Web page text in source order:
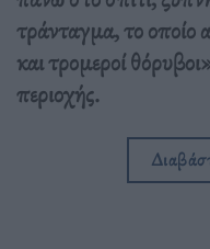
τράνταγμα, το οποίο
και τρομεροί
περιοχής.